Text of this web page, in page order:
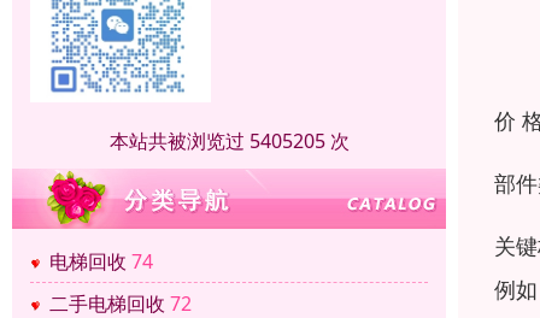
本站共被浏览过 5405205 次
电梯回收 74
二手电梯回收 72
价
部
关
例